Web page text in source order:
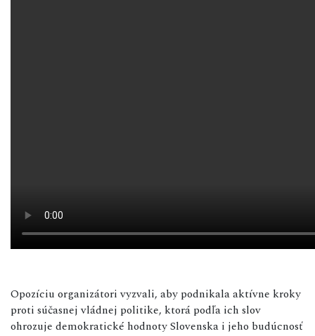
Opozíciu organizátori vyzvali, aby podnikala aktívne kroky
proti súčasnej vládnej politike, ktorá podľa ich slov
ohrozuje demokratické hodnoty Slovenska i jeho budúcnosť